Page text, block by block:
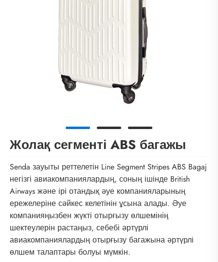
Жолақ сегменті ABS багажы
Senda зауыты реттелетін Line Segment Stripes ABS Bagaj
негізгі авиакомпаниялардың, соның ішінде British
Airways және ірі отандық әуе компанияларының
ережелеріне сәйкес келетінін ұсына алады. Әуе
компанияңызбен жүкті отырғызу өлшемінің
шектеулерін растаңыз, себебі әртүрлі
авиакомпаниялардың отырғызу багажына әртүрлі
өлшем талаптары болуы мүмкін.